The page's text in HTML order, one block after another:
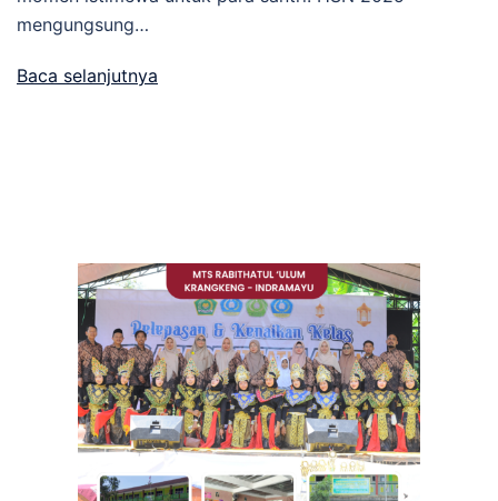
mengungsung…
Baca selanjutnya